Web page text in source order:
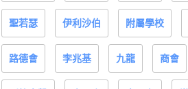
聖若瑟 伊利沙伯 附屬學校
路德會 李兆基 九龍 商會